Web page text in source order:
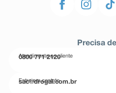
Precisa
Atendimento ao cliente
0800 771 2120
Entre em contato
sac@drogal.com.br